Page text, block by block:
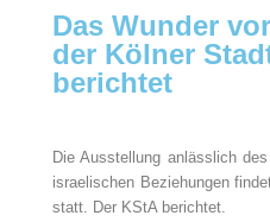
Das Wunder
der Kölner
berichtet
Die Ausstellung anlässlich
israelischen Beziehungen
statt. Der KStA berichtet.